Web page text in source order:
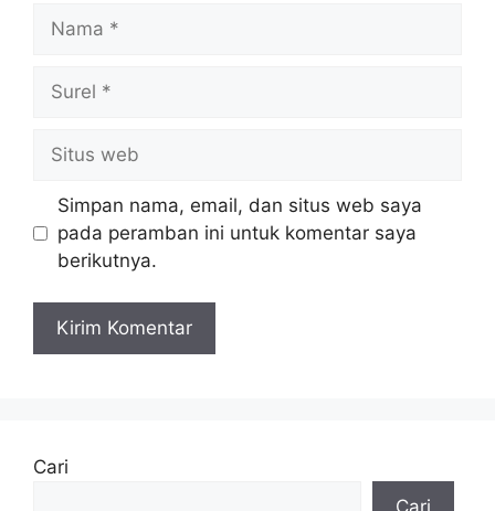
web
Simpan nama, email, dan situs web saya
pada peramban ini untuk komentar saya
berikutnya.
Cari